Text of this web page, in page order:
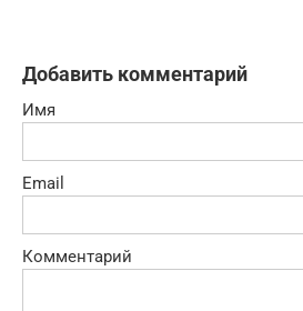
Добавить комментарий
Имя
Email
Комментарий